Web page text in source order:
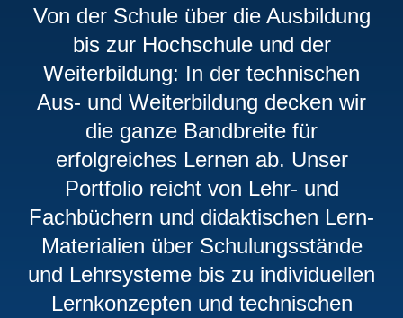
Von der Schule über die Ausbildung
bis zur Hochschule und der
Weiterbildung: In der technischen
Aus- und Weiterbildung decken wir
die ganze Bandbreite für
erfolgreiches Lernen ab. Unser
Portfolio reicht von Lehr- und
Fachbüchern und didaktischen Lern‐
Materialien über Schulungsstände
und Lehrsysteme bis zu individuellen
Lernkonzepten und technischen